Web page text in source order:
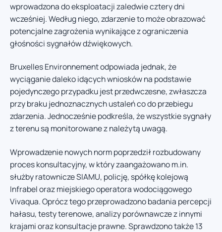
wprowadzona do eksploatacji zaledwie cztery dni
wcześniej. Według niego, zdarzenie to może obrazować
potencjalne zagrożenia wynikające z ograniczenia
głośności sygnałów dźwiękowych.
Bruxelles Environnement odpowiada jednak, że
wyciąganie daleko idących wniosków na podstawie
pojedynczego przypadku jest przedwczesne, zwłaszcza
przy braku jednoznacznych ustaleń co do przebiegu
zdarzenia. Jednocześnie podkreśla, że wszystkie sygnały
z terenu są monitorowane z należytą uwagą.
Wprowadzenie nowych norm poprzedził rozbudowany
proces konsultacyjny, w który zaangażowano m.in.
służby ratownicze SIAMU, policję, spółkę kolejową
Infrabel oraz miejskiego operatora wodociągowego
Vivaqua. Oprócz tego przeprowadzono badania percepcji
hałasu, testy terenowe, analizy porównawcze z innymi
krajami oraz konsultacje prawne. Sprawdzono także 13